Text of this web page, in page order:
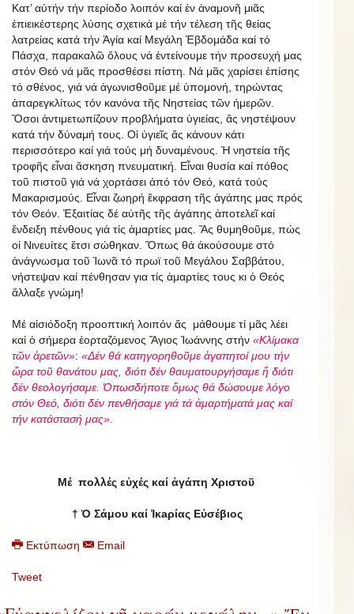
Κατ’ αὐτήν τήν περίοδο λοιπόν καί ἐν ἀναμονῆ μιᾶς
ἐπιεικέστερης λύσης σχετικά μέ τήν τέλεση τῆς θείας
λατρείας κατά τήν Ἁγία καί Μεγάλη Ἑβδομάδα καί τό
Πάσχα, παρακαλῶ ὅλους νά ἐντείνουμε τήν προσευχή μας
στόν Θεό νά μᾶς προσθέσει πίστη. Νά μᾶς χαρίσει ἐπίσης
τό σθένος, γιά νά ἀγωνισθοῦμε μέ ὑπομονή, τηρώντας
ἀπαρεγκλίτως τόν κανόνα τῆς Νηστείας τῶν ἡμερῶν.
Ὅσοι ἀντιμετωπίζουν προβλήματα ὑγιείας, ἄς νηστέψουν
κατά τήν δύναμή τους. Οἱ ὑγιεῖς ἄς κάνουν κάτι
περισσότερο καί γιά τούς μή δυναμένους. Ἡ νηστεία τῆς
τροφῆς εἶναι ἄσκηση πνευματική. Εἶναι θυσία καί πόθος
τοῦ πιστοῦ γιά νά χορτάσει ἀπό τόν Θεό, κατά τούς
Μακαρισμούς. Εἶναι ζωηρή ἔκφραση τῆς ἀγάπης μας πρός
τόν Θεόν. Ἐξαιτίας δέ αὐτῆς τῆς ἀγάπης ἀποτελεῖ καί
ἔνδειξη πένθους γιά τίς ἁμαρτίες μας. Ἄς θυμηθοῦμε, πώς
οἱ Νινευίτες ἔτσι σώθηκαν. Ὅπως θά ἀκούσουμε στό
ἀνάγνωσμα τοῦ Ἰωνᾶ τό πρωϊ τοῦ Μεγάλου Σαββάτου,
νήστεψαν καί πένθησαν για τίς ἁμαρτίες τους κι ὁ Θεός
ἄλλαξε γνώμη!
Μέ αἰσιόδοξη προοπτική λοιπόν ἄς μάθουμε τί μᾶς λέει
καί ὁ σήμερα ἑορταζόμενος Ἅγιος Ἰωάννης στήν «Κλίμακα
τῶν ἀρετῶν»: «Δέν θά κατηγορηθοῦμε ἀγαπητοί μου τήν
ὥρα τοῦ θανάτου μας, διότι δέν θαυματουργήσαμε ἤ διότι
δέν θεολογήσαμε. Ὁπωσδήποτε ὅμως θά δώσουμε λόγο
στόν Θεό, διότι δέν πενθήσαμε γιά τά ἁμαρτήματά μας καί
τήν κατάστασή μας».
Μέ πολλές εὐχές καί ἀγάπη Χριστοῦ
†Ὁ Σάμου καί Ἰκaρίας Εὐσέβιος
Εκτύπωση Email
Tweet